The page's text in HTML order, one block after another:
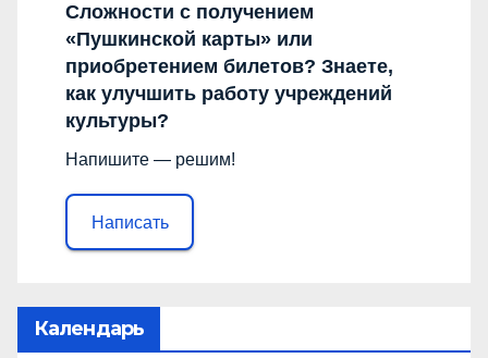
Сложности с получением
«Пушкинской карты» или
приобретением билетов? Знаете,
как улучшить работу учреждений
культуры?
Напишите — решим!
Написать
Календарь